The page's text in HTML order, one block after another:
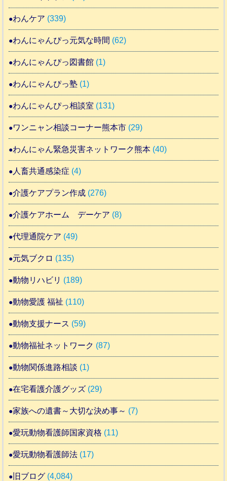
わんケア (339)
わんにゃんぴっ元気な時間 (62)
わんにゃんぴっ図書館 (1)
わんにゃんぴっ塾 (1)
わんにゃんぴっ相談室 (131)
ワンニャン相談コーナー熊本市 (29)
わんにゃん緊急災害ネットワーク熊本 (40)
人畜共通感染症 (4)
介護ケアプラン作成 (276)
介護ケアホーム デーケア (8)
代理通院ケア (49)
元気ブクロ (135)
動物リハビリ (189)
動物愛護 福祉 (110)
動物支援ナース (59)
動物福祉ネットワーク (87)
動物関係進路相談 (1)
在宅看護介護グッズ (29)
家族への遺書～大切な決め事～ (7)
愛玩動物看護師国家資格 (11)
愛玩動物看護師法 (17)
旧ブログ (4,084)